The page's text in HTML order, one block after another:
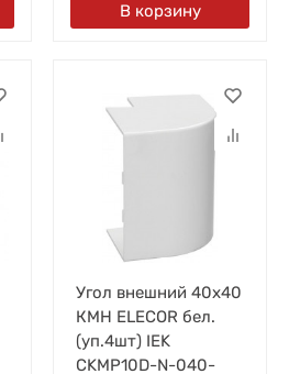
В корзину
Угол внешний 40х40
КМН ELECOR бел.
(уп.4шт) IEK
CKMP10D-N-040-